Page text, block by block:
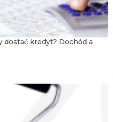
dostać kredyt? Dochód a